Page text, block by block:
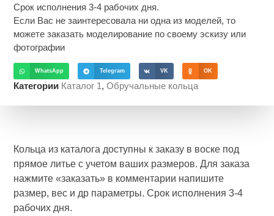
Срок исполнения 3-4 рабочих дня.
Если Вас не заинтересовала ни одна из моделей, то
можете заказать моделирование по своему эскизу или
фотографии
WhatsApp Telegram VK OK
Категории Каталог 1,Обручальные кольца
Кольца из каталога доступны к заказу в воске под
прямое литье с учетом ваших размеров. Для заказа
нажмите «заказать» в комментарии напишите
размер, вес и др параметры. Срок исполнения 3-4
рабочих дня.